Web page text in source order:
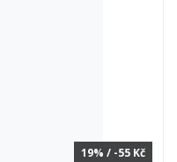
19% / -55 Kč